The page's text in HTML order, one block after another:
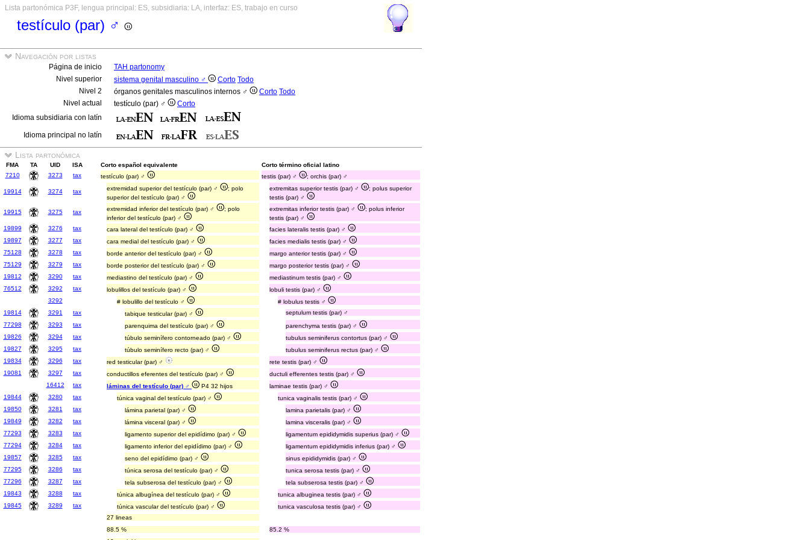
Lista partonómica P3F, lengua principal: ES, subsidiaria: LA, interfaz: ES, trabajo en curso
testículo (par) ♂
Navegación por listas
Página de inicio
TAH partonomy
Nivel superior
sistema genital masculino ♂ Corto Todo
Nivel 2
órganos genitales masculinos internos ♂ Corto Todo
Nivel actual
testículo (par) ♂
Corto
Idioma subsidiaria con latín
Idioma principal no latín
Lista partonómica
FMA TA UID ISA Corto español equivalente
Corto término oficial latino
7210
3273 tax testículo (par) ♂ testis (par) ♂ ; orchis (par) ♂
19914 3274 tax extremidad superior del testículo (par) ♂
; polo
superior del testículo (par) ♂
extremitas superior testis (par) ♂
; polus superior
testis (par) ♂
19915 3275 tax extremidad inferior del testículo (par) ♂
; polo
inferior del testículo (par) ♂
extremitas inferior testis (par) ♂
; polus inferior
testis (par) ♂
19899
3276 tax cara lateral del testículo (par) ♂
facies lateralis testis (par) ♂
19897
3277 tax cara medial del testículo (par) ♂
facies medialis testis (par) ♂
75128
3278 tax borde anterior del testículo (par) ♂
margo anterior testis (par) ♂
75129
3279 tax borde posterior del testículo (par) ♂
margo posterior testis (par) ♂
19812
3290 tax mediastino del testículo (par) ♂
mediastinum testis (par) ♂
76512
3292 tax lobulillos del testículo (par) ♂
lobuli testis (par) ♂
3292
# lobulillo del testículo ♂
# lobulus testis ♂
19814
3291 tax tabique testicular (par) ♂
septulum testis (par) ♂
77298
3293 tax parenquima del testículo (par) ♂
parenchyma testis (par) ♂
19826
3294 tax túbulo seminífero contorneado (par) ♂
tubulus seminiferus contortus (par) ♂
19827
3295 tax túbulo seminífero recto (par) ♂
tubulus seminiferus rectus (par) ♂
19834
3296 tax red testicular (par) ♂
rete testis (par) ♂
19081
3297 tax conductillos eferentes del testículo (par) ♂
ductuli efferentes testis (par) ♂
16412
tax láminas del testículo (par) ♂ P4 32 hijos
laminae testis (par) ♂
19844
3280 tax túnica vaginal del testículo (par) ♂
tunica vaginalis testis (par) ♂
19850
3281 tax lámina parietal (par) ♂
lamina parietalis (par) ♂
19849
3282 tax lámina visceral (par) ♂
lamina visceralis (par) ♂
77293
3283 tax ligamento superior del epidídimo (par) ♂
ligamentum epididymidis superius (par) ♂
77294
3284 tax ligamento inferior del epidídimo (par) ♂
ligamentum epididymidis inferius (par) ♂
19857
3285 tax seno del epidídimo (par) ♂
sinus epididymidis (par) ♂
77295
3286 tax túnica serosa del testículo (par) ♂
tunica serosa testis (par) ♂
77296
3287 tax tela subserosa del testículo (par) ♂
tela subserosa testis (par) ♂
19843
3288 tax túnica albugínea del testículo (par) ♂
tunica albuginea testis (par) ♂
19845
3289 tax túnica vascular del testículo (par) ♂
tunica vasculosa testis (par) ♂
27 lineas
88.5 %
85.2 %